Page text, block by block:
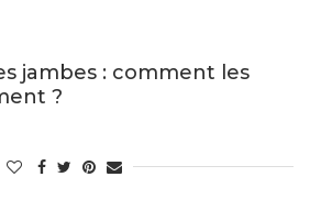
jambes : comment les
?